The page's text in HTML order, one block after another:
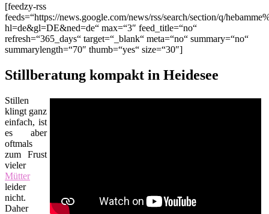
[feedzy-rss
feeds=“https://news.google.com/news/rss/search/section/q/
hl=de&gl=DE&ned=de“ max=“3″ feed_title=“no“
refresh=“365_days“ target=“_blank“ meta=“no“ summary=“no“
summarylength=“70″ thumb=“yes“ size=“30″]
Stillberatung kompakt in Heidesee
Stillen
klingt ganz
einfach, ist
es aber
oftmals
zum Frust
vieler
Mütter
leider
nicht.
Daher